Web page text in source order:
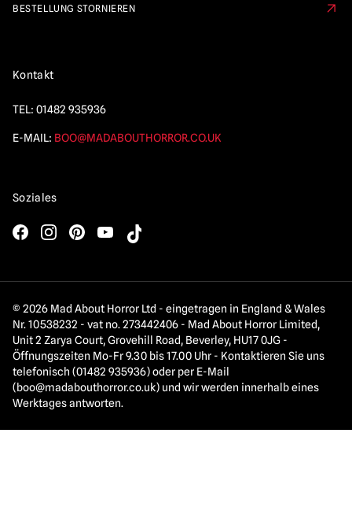
BESTELLUNG STORNIEREN
Kontakt
TEL: 01482 935936
E-MAIL: BOO@MADABOUTHORROR.CO.UK
Soziales
© 2026 Mad About Horror Ltd - eingetragen in England & Wales
Nr. 10538232 - vat no. 273442406 - Mad About Horror Limited,
Unit 2 Zarya Court, Grovehill Road, Beverley, HU17 0JG -
Öffnungszeiten Mo-Fr 9.30 bis 17.00 Uhr - Kontaktieren Sie uns
telefonisch (01482 935936) oder per E-Mail
(boo@madabouthorror.co.uk) und wir werden innerhalb eines
Werktages antworten.